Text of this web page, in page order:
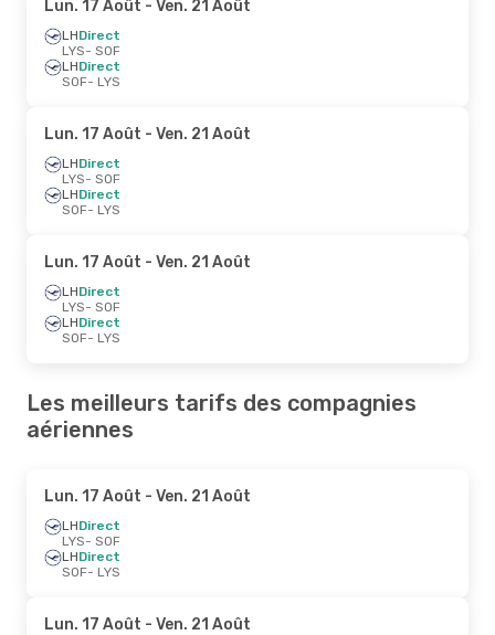
Lun. 17 Août - Ven. 21 Août
LHDirect
LYS- SOF
LHDirect
SOF- LYS
Lun. 17 Août - Ven. 21 Août
LHDirect
LYS- SOF
LHDirect
SOF- LYS
Lun. 17 Août - Ven. 21 Août
LHDirect
LYS- SOF
LHDirect
SOF- LYS
Les meilleurs tarifs des compagnies
aériennes
Lun. 17 Août - Ven. 21 Août
LHDirect
LYS- SOF
LHDirect
SOF- LYS
Lun. 17 Août - Ven. 21 Août